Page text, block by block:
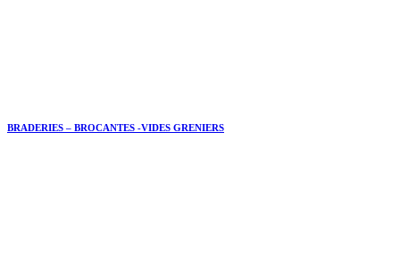
BRADERIES – BROCANTES -VIDES GRENIERS